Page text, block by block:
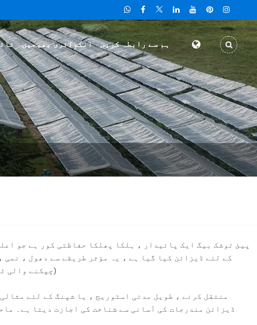
انکوائری بھیجیں ہم سے رابطہ کریں
پیئ توشک بیگ ایک پائیدار ، ہلکا پھلکا حفاظتی کور ہے جو
کے لئے ڈیزائن کیا گیا ہے ، یہ مؤثر طریقے سے دھول ،
(چپکنے والی
منتقل کرنے ، طویل مدتی اسٹوریج ، یا شپنگ کے لئے
ڈیزائن مندرجات کی آسانی سے شناخت کی اجازت دیتا ہے۔